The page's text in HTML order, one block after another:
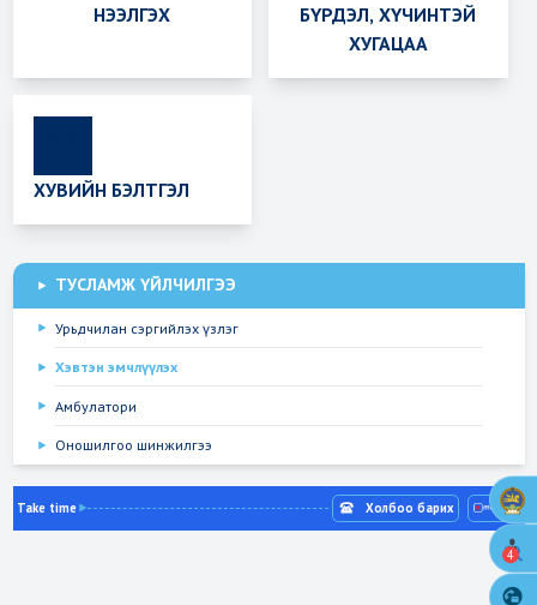
НЭЭЛГЭХ
БҮРДЭЛ, ХҮЧИНТЭЙ
ХУГАЦАА
ХУВИЙН БЭЛТГЭЛ
ТУСЛАМЖ ҮЙЛЧИЛГЭЭ
Урьдчилан сэргийлэх үзлэг
Хэвтэн эмчлүүлэх
Амбулатори
Оношилгоо шинжилгээ
Take time Холбоо барих
4